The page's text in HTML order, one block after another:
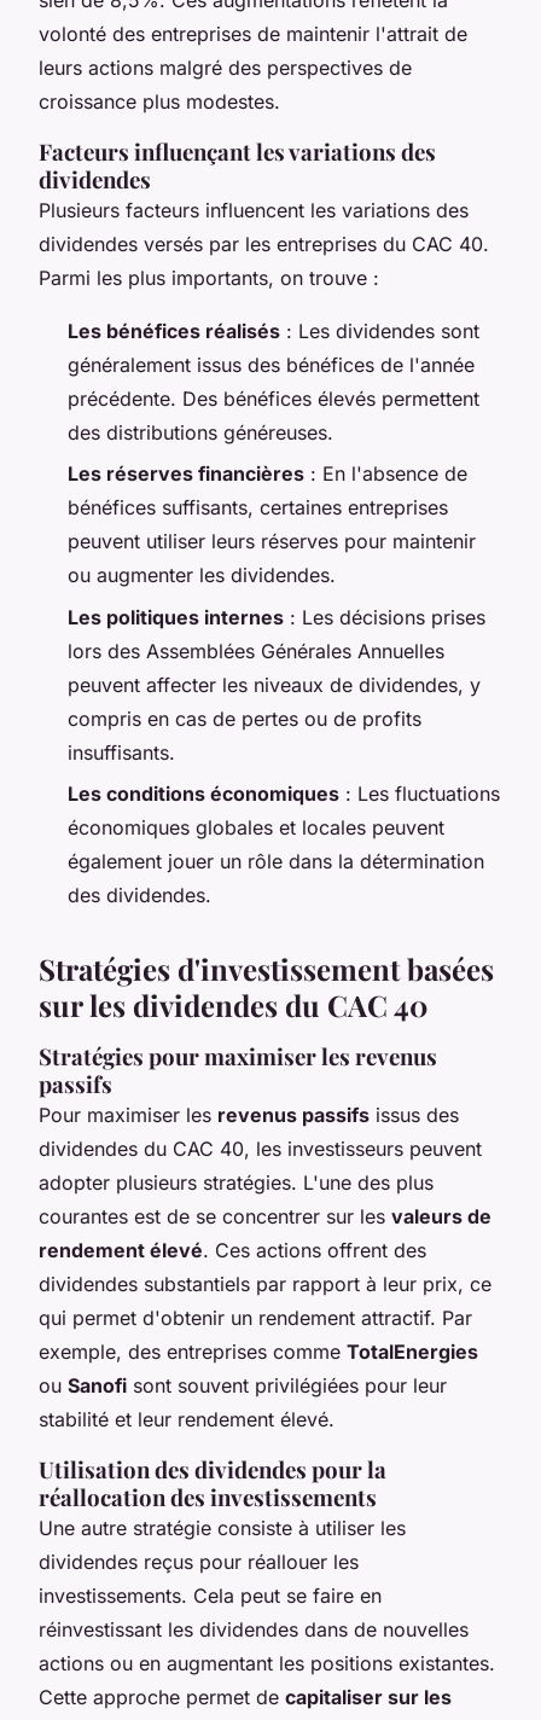
volonté des entreprises de maintenir l'attrait de
leurs actions malgré des perspectives de
croissance plus modestes.
Facteurs influençant les variations des
dividendes
Plusieurs facteurs influencent les variations des
dividendes versés par les entreprises du CAC 40.
Parmi les plus importants, on trouve :
Les bénéfices réalisés : Les dividendes sont
généralement issus des bénéfices de l'année
précédente. Des bénéfices élevés permettent
des distributions généreuses.
Les réserves financières : En l'absence de
bénéfices suffisants, certaines entreprises
peuvent utiliser leurs réserves pour maintenir
ou augmenter les dividendes.
Les politiques internes : Les décisions prises
lors des Assemblées Générales Annuelles
peuvent affecter les niveaux de dividendes, y
compris en cas de pertes ou de profits
insuffisants.
Les conditions économiques : Les fluctuations
économiques globales et locales peuvent
également jouer un rôle dans la détermination
des dividendes.
Stratégies d'investissement basées
sur les dividendes du CAC 40
Stratégies pour maximiser les revenus
passifs
Pour maximiser les revenus passifs issus des
dividendes du CAC 40, les investisseurs peuvent
adopter plusieurs stratégies. L'une des plus
courantes est de se concentrer sur les valeurs de
rendement élevé. Ces actions offrent des
dividendes substantiels par rapport à leur prix, ce
qui permet d'obtenir un rendement attractif. Par
exemple, des entreprises comme TotalEnergies
ou Sanofi sont souvent privilégiées pour leur
stabilité et leur rendement élevé.
Utilisation des dividendes pour la
réallocation des investissements
Une autre stratégie consiste à utiliser les
dividendes reçus pour réallouer les
investissements. Cela peut se faire en
réinvestissant les dividendes dans de nouvelles
actions ou en augmentant les positions existantes.
Cette approche permet de capitaliser sur les